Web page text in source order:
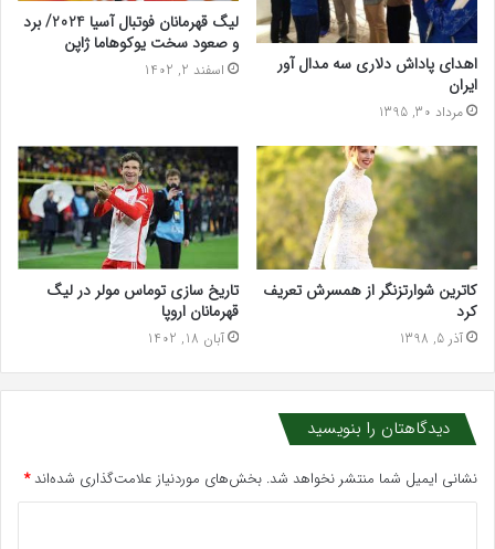
اهدای پاداش دلاری سه مدال آور
ایران
مرداد 30, 1395
لیگ قهرمانان فوتبال آسیا 2024/ برد
و صعود سخت یوکوهاما ژاپن
اسفند 2, 1402
کاترین شوارتزنگر از همسرش تعریف
کرد
آذر 5, 1398
تاریخ سازی توماس مولر در لیگ
قهرمانان اروپا
آبان 18, 1402
دیدگاهتان را بنویسید
نشانی ایمیل شما منتشر نخواهد شد. بخش‌های موردنیاز علامت‌گذاری شده‌اند*